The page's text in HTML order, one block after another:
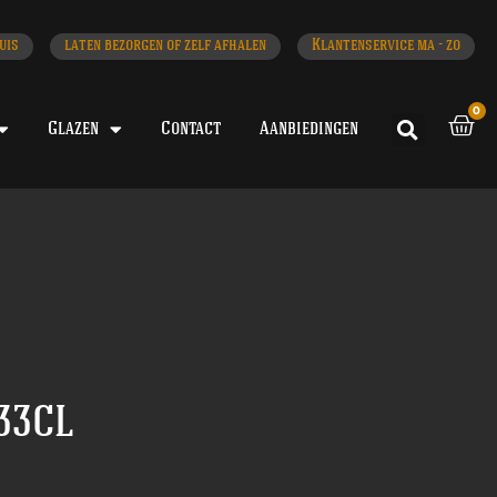
laten bezorgen of zelf afhalen Klantenservice ma - zo
Glazen Contact Aanbiedingen
0